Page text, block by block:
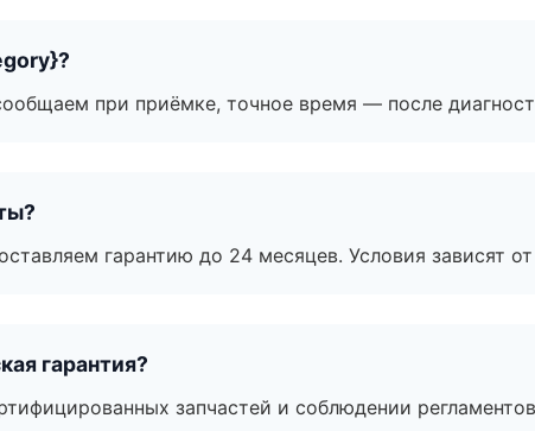
при приёмке, точное время — после
гарантию до 24 месяцев. Условия зависят от
гарантия?
запчастей и соблюдении